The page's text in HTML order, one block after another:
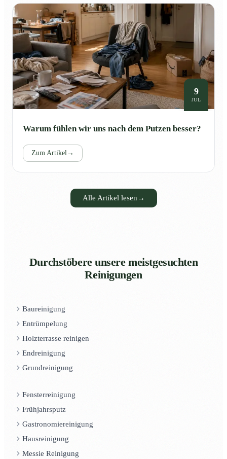
9
JUL
Warum fühlen wir uns nach dem Putzen besser?
Zum Artikel →
Alle Artikel lesen →
Durchstöbere unsere meistgesuchten
Reinigungen
Baureinigung
Entrümpelung
Holzterrasse reinigen
Endreinigung
Grundreinigung
Fensterreinigung
Frühjahrsputz
Gastronomiereinigung
Hausreinigung
Messie Reinigung